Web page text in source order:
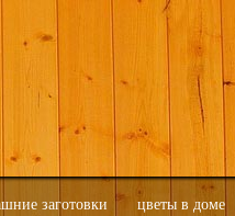
заготовки
цветы в доме